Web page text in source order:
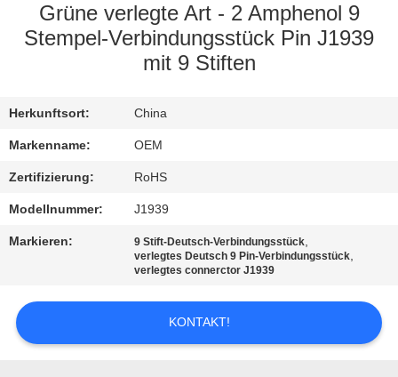
QUALITÄTSKONTROLLE
SIE
MIT
UNS
IN
VERBINDUNG
SIE
EIN
Grüne verlegte Art - 2 Amphenol 9
Stempel-Verbindungsstück Pin J1939
mit 9 Stiften
Herkunftsort: China
Markenname: OEM
Zertifizierung: RoHS
Modellnummer: J1939
Markieren: 9 Stift-Deutsch-Verbindungsstück,
verlegtes Deutsch 9 Pin-Verbindungsstück,
verlegtes connerctor J1939
KONTAKT!